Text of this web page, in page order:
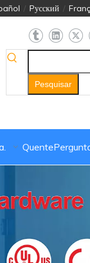
/ Pусский /
Pesquisar
Quente